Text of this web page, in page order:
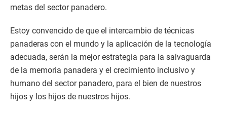
metas del sector panadero.
Estoy convencido de que el intercambio de técnicas
panaderas con el mundo y la aplicación de la tecnología
adecuada, serán la mejor estrategia para la salvaguarda
de la memoria panadera y el crecimiento inclusivo y
humano del sector panadero, para el bien de nuestros
hijos y los hijos de nuestros hijos.